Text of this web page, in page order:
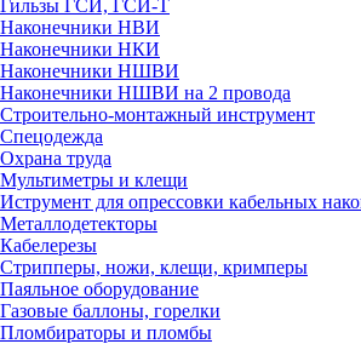
Гильзы ГСИ, ГСИ-Т
Наконечники НВИ
Наконечники НКИ
Наконечники НШВИ
Наконечники НШВИ на 2 провода
Строительно-монтажный инструмент
Спецодежда
Охрана труда
Мультиметры и клещи
Иструмент для опрессовки кабельных
Металлодетекторы
Кабелерезы
Стрипперы, ножи, клещи, кримперы
Паяльное оборудование
Газовые баллоны, горелки
Пломбираторы и пломбы